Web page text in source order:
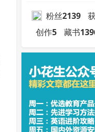
粉丝2139
创作5 藏书